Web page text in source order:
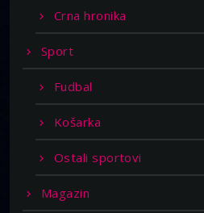
Crna hronika
Sport
Fudbal
Košarka
Ostali sportovi
Magazin